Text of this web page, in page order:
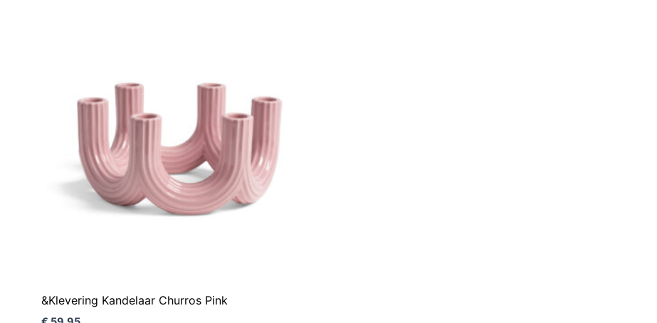
&Klevering Kandelaar Churros Pink